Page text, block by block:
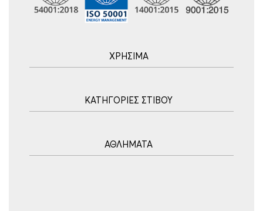
ΧΡΗΣΙΜΑ
Τρόποι Πληρωμής
ΚΑΤΗΓΟΡΙΕΣ ΣΤΙΒΟΥ
ΑΘΛΗΜΑΤΑ